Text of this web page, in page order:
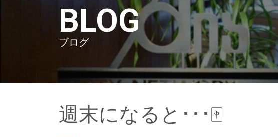
BLOG
ブログ
週末になると･･･🀄